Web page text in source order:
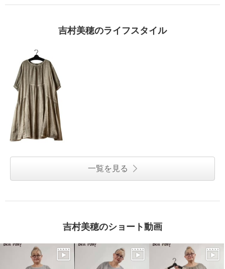
吉村美穂のライフスタイル
一覧を見る
吉村美穂のショート動画